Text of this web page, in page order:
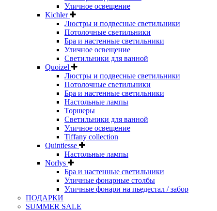
Уличное освещение
Kichler
Люстры и подвесные светильники
Потолочные светильники
Бра и настенные светильники
Уличное освещение
Светильники для ванной
Quoizel
Люстры и подвесные светильники
Потолочные светильники
Бра и настенные светильники
Настольные лампы
Торшеры
Светильники для ванной
Уличное освещение
Tiffany collection
Quintiesse
Настольные лампы
Norlys
Бра и настенные светильники
Уличные фонарные столбы
Уличные фонари на пьедестал / забор
ПОДАРКИ
SUMMER SALE